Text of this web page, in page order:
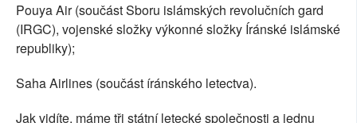
Pouya Air (součást Sboru islámských revolučních gard
(IRGC), vojenské složky výkonné složky Íránské islámské
republiky);
Saha Airlines (součást íránského letectva).
Jak vidíte, máme tři státní letecké společnosti a jednu